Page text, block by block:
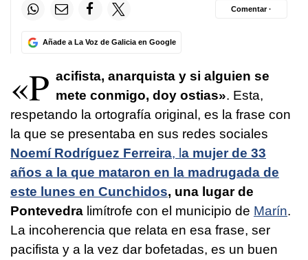
Añade a La Voz de Galicia en Google
Comentar ·
«P acifista, anarquista y si alguien se
mete conmigo, doy ostias». Esta,
respetando la ortografía original, es la frase con
la que se presentaba en sus redes sociales
Noemí Rodríguez Ferreira, l a mujer de 33
años a la que mataron en la madrugada de
este lunes en Cunchidos, una lugar de
Pontevedra limítrofe con el municipio de Marín.
La incoherencia que relata en esa frase, ser
pacifista y a la vez dar bofetadas, es un buen